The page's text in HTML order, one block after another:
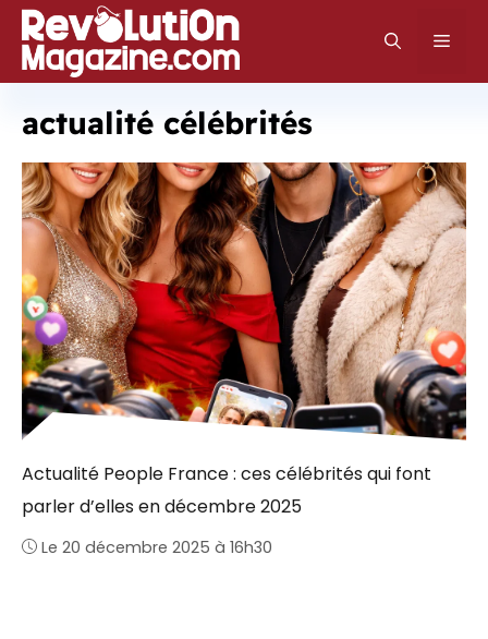
Aller
au
contenu
actualité célébrités
Actualité People France : ces célébrités qui font
parler d’elles en décembre 2025
Le 20 décembre 2025 à 16h30